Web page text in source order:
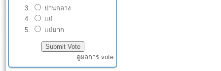
ปานกลาง
แย่
แย่มาก
ดูผลการ vote